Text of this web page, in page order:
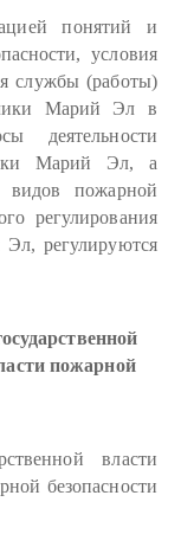
понятий и
условия
службы (работы)
Марий Эл в
деятельности
Марий Эл, а
видов пожарной
регулирования
Эл, регулируются
пожарной
власти
безопасности